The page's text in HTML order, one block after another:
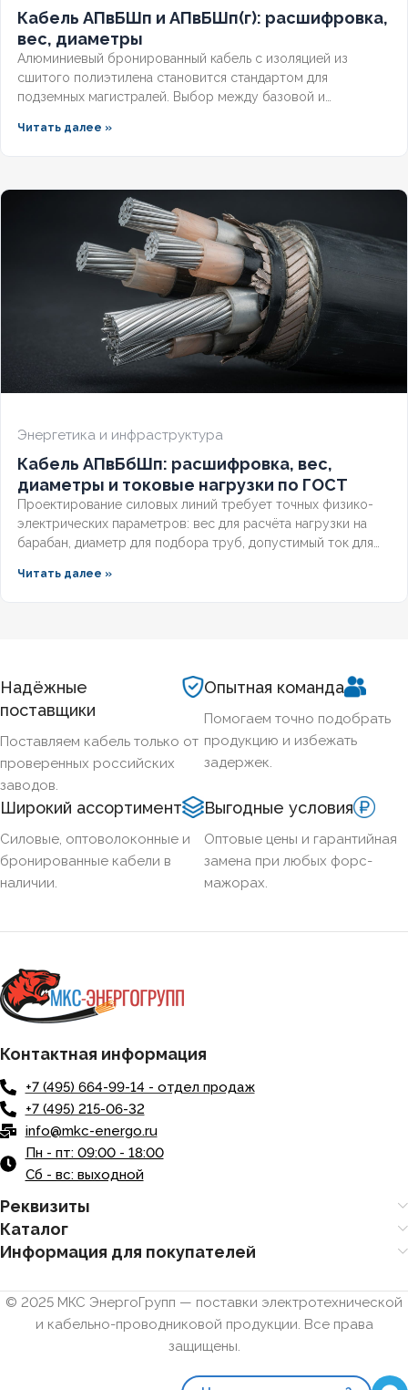
Кабель АПвБШп и АПвБШп(г): расшифровка,
вес, диаметры
Алюминиевый бронированный кабель с изоляцией из
сшитого полиэтилена становится стандартом для
подземных магистралей. Выбор между базовой и
вод и требований к надёжности. Разберём конструктивные
Читать далее »
Энергетика и инфраструктура
Кабель АПвБбШп: расшифровка, вес,
диаметры и токовые нагрузки по ГОСТ
Проектирование силовых линий требует точных физико-
электрических параметров: вес для расчёта нагрузки на
барабан, диаметр для подбора труб, допустимый ток для
алюминиевых бронированных кабелей с изоляцией из
Читать далее »
Надёжные
поставщики
Поставляем кабель только от
проверенных российских
заводов.
Опытная команда
Помогаем точно подобрать
продукцию и избежать
задержек.
Широкий ассортимент
Силовые, оптоволоконные и
бронированные кабели в
наличии.
Выгодные условия
Оптовые цены и гарантийная
замена при любых форс-
мажорах.
Контактная информация
+7 (495) 664-99-14 - отдел продаж
+7 (495) 215-06-32
info@mkc-energo.ru
Пн - пт: 09:00 - 18:00
Сб - вс: выходной
Реквизиты
Каталог
Информация для покупателей
© 2025 МКС ЭнергоГрупп — поставки электротехнической
и кабельно-проводниковой продукции. Все права
защищены.